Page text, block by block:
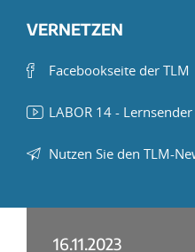
VERNETZEN
Facebookseite der TLM
LABOR 14 -
Nutzen Sie den TLM-
16.11.2023